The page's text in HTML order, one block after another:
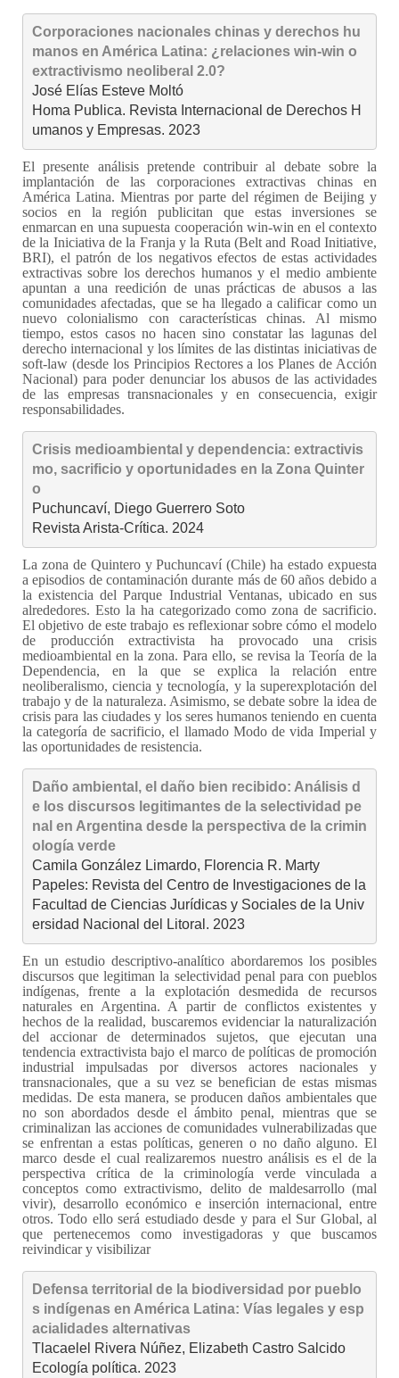
Corporaciones nacionales chinas y derechos hu
manos en América Latina: ¿relaciones win-win o
extractivismo neoliberal 2.0?
José Elías Esteve Moltó
Homa Publica. Revista Internacional de Derechos H
umanos y Empresas. 2023
El presente análisis pretende contribuir al debate sobre la
implantación de las corporaciones extractivas chinas en
América Latina. Mientras por parte del régimen de Beijing y
socios en la región publicitan que estas inversiones se
enmarcan en una supuesta cooperación win-win en el contexto
de la Iniciativa de la Franja y la Ruta (Belt and Road Initiative,
BRI), el patrón de los negativos efectos de estas actividades
extractivas sobre los derechos humanos y el medio ambiente
apuntan a una reedición de unas prácticas de abusos a las
comunidades afectadas, que se ha llegado a calificar como un
nuevo colonialismo con características chinas. Al mismo
tiempo, estos casos no hacen sino constatar las lagunas del
derecho internacional y los límites de las distintas iniciativas de
soft-law (desde los Principios Rectores a los Planes de Acción
Nacional) para poder denunciar los abusos de las actividades
de las empresas transnacionales y en consecuencia, exigir
responsabilidades.
Crisis medioambiental y dependencia: extractivis
mo, sacrificio y oportunidades en la Zona Quinter
o
Puchuncaví, Diego Guerrero Soto
Revista Arista-Crítica. 2024
La zona de Quintero y Puchuncaví (Chile) ha estado expuesta
a episodios de contaminación durante más de 60 años debido a
la existencia del Parque Industrial Ventanas, ubicado en sus
alrededores. Esto la ha categorizado como zona de sacrificio.
El objetivo de este trabajo es reflexionar sobre cómo el modelo
de producción extractivista ha provocado una crisis
medioambiental en la zona. Para ello, se revisa la Teoría de la
Dependencia, en la que se explica la relación entre
neoliberalismo, ciencia y tecnología, y la superexplotación del
trabajo y de la naturaleza. Asimismo, se debate sobre la idea de
crisis para las ciudades y los seres humanos teniendo en cuenta
la categoría de sacrificio, el llamado Modo de vida Imperial y
las oportunidades de resistencia.
Daño ambiental, el daño bien recibido: Análisis d
e los discursos legitimantes de la selectividad pe
nal en Argentina desde la perspectiva de la crimin
ología verde
Camila González Limardo, Florencia R. Marty
Papeles: Revista del Centro de Investigaciones de la
Facultad de Ciencias Jurídicas y Sociales de la Univ
ersidad Nacional del Litoral. 2023
En un estudio descriptivo-analítico abordaremos los posibles
discursos que legitiman la selectividad penal para con pueblos
indígenas, frente a la explotación desmedida de recursos
naturales en Argentina. A partir de conflictos existentes y
hechos de la realidad, buscaremos evidenciar la naturalización
del accionar de determinados sujetos, que ejecutan una
tendencia extractivista bajo el marco de políticas de promoción
industrial impulsadas por diversos actores nacionales y
transnacionales, que a su vez se benefician de estas mismas
medidas. De esta manera, se producen daños ambientales que
no son abordados desde el ámbito penal, mientras que se
criminalizan las acciones de comunidades vulnerabilizadas que
se enfrentan a estas políticas, generen o no daño alguno. El
marco desde el cual realizaremos nuestro análisis es el de la
perspectiva crítica de la criminología verde vinculada a
conceptos como extractivismo, delito de maldesarrollo (mal
vivir), desarrollo económico e inserción internacional, entre
otros. Todo ello será estudiado desde y para el Sur Global, al
que pertenecemos como investigadoras y que buscamos
reivindicar y visibilizar
Defensa territorial de la biodiversidad por pueblo
s indígenas en América Latina: Vías legales y esp
acialidades alternativas
Tlacaelel Rivera Núñez, Elizabeth Castro Salcido
Ecología política. 2023